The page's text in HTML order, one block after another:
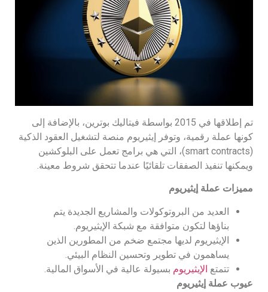
تم إطلاقها في 2015 بواسطة فيتاليك بوترين، بالإضافة إلى
كونها عملة رقمية، وتوفر إيثيريوم منصة لتشغيل العقود الذكية
(smart contracts)، التي هي برامج تعمل على البلوكشين
ويمكنها تنفيذ الصفقات تلقائيًا عندما تتحقق شروط معينة.
مميزات عملة إيثيريوم
العديد من البروتوكولات والمشاريع الجديدة يتم
بناؤها لتكون متوافقة مع شبكة الإيثيريوم.
الإيثيريوم لديها مجتمع ضخم من المطورين الذين
يساهمون في تطوير وتحسين النظام البيئي.
تتمتع الإيثيريوم بسيولة عالية في الأسواق المالية.
عيوب عملة إيثيريوم